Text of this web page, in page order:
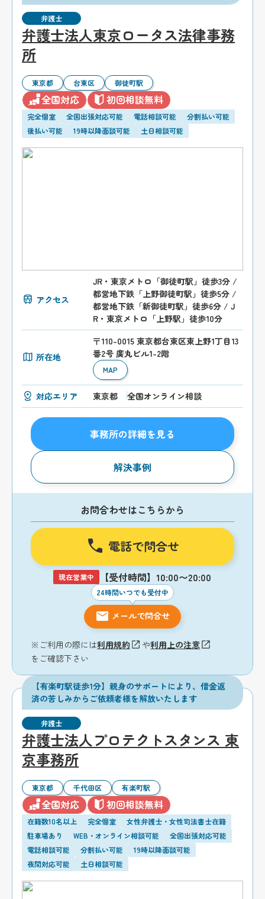
弁護士
弁護士法人東京ロータス法律事務
所
東京都 台東区 御徒町駅
全国対応 初回相談無料
完全個室 全国出張対応可能 電話相談可能
分割払い可能
後払い可能
19時以降面談可能 土日相談可能
アクセス
JR・東京メトロ「御徒町駅」徒歩3分 /
都営地下鉄「上野御徒町駅」徒歩5分 /
都営地下鉄「新御徒町駅」徒歩6分 / J
R・東京メトロ「上野駅」徒歩10分
所在地
〒110-0015 東京都台東区東上野1丁目13
番2号 廣丸ビル1-2階
MAP
対応エリア 東京都 全国オンライン相談
事務所の詳細を見る
解決事例
お問合わせはこちらから
電話で問合せ
現在営業中 【受付時間】10:00〜20:00
24時間いつでも受付中
メールで問合せ
※ご利用の際には利用規約 や利用上の注意
をご確認下さい
【有楽町駅徒歩1分】親身のサポートにより、借金返
済の苦しみからご依頼者様を解放いたします
弁護士
弁護士法人プロテクトスタンス 東
京事務所
東京都 千代田区 有楽町駅
全国対応 初回相談無料
在籍数10名以上 完全個室
女性弁護士・女性司法書士在籍
駐車場あり
WEB・オンライン相談可能
全国出張対応可能
電話相談可能
分割払い可能
19時以降面談可能
夜間対応可能
土日相談可能